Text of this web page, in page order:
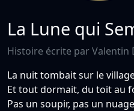
La Lune qui
Histoire écrite par Valentin
La nuit tombait sur le
Et tout dormait, du toit au
Pas un soupir, pas un